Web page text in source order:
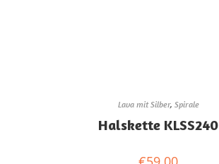
Lava mit Silber, Spirale
Halskette KLSS240